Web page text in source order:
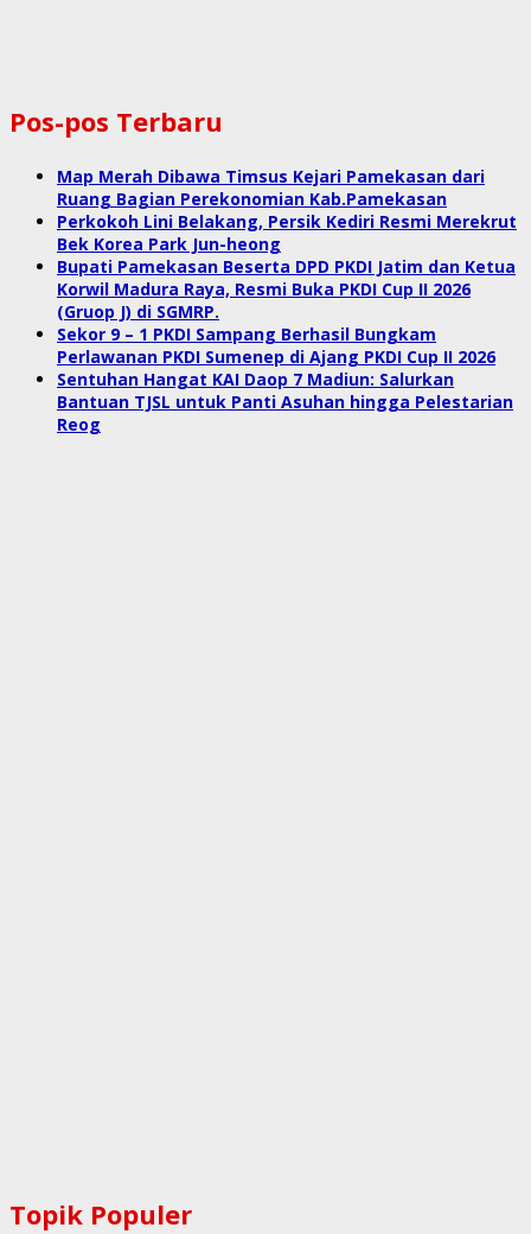
Pos-pos Terbaru
Map Merah Dibawa Timsus Kejari Pamekasan dari
Ruang Bagian Perekonomian Kab.Pamekasan
Perkokoh Lini Belakang, Persik Kediri Resmi Merekrut
Bek Korea Park Jun-heong
Bupati Pamekasan Beserta DPD PKDI Jatim dan Ketua
Korwil Madura Raya, Resmi Buka PKDI Cup II 2026
(Gruop J) di SGMRP.
Sekor 9 – 1 PKDI Sampang Berhasil Bungkam
Perlawanan PKDI Sumenep di Ajang PKDI Cup II 2026
Sentuhan Hangat KAI Daop 7 Madiun: Salurkan
Bantuan TJSL untuk Panti Asuhan hingga Pelestarian
Reog
Topik Populer